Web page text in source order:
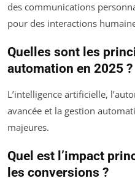
des communications
pour des interactions
Quelles sont les
automation en 2025 ?
L’intelligence artificielle,
avancée et la gestion
majeures.
Quel est l’impact
les conversions ?